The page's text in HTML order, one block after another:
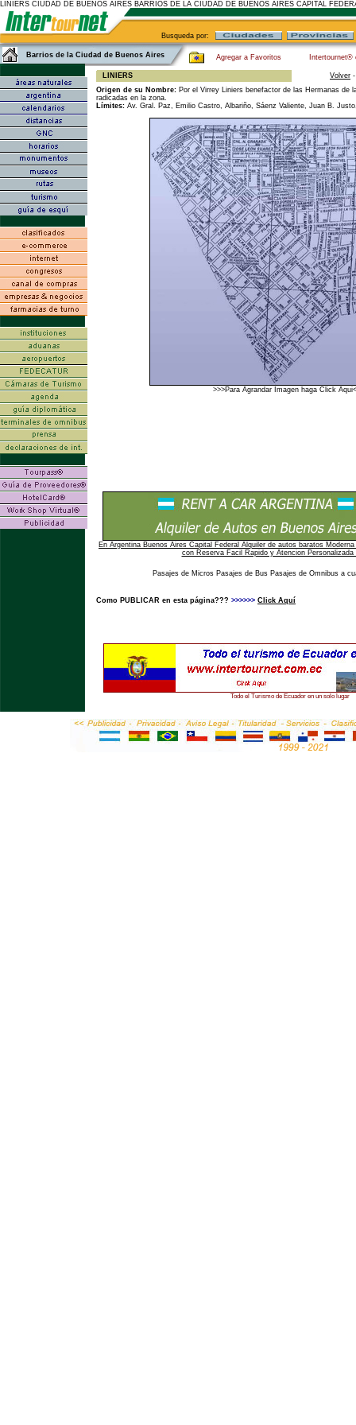
LINIERS CIUDAD DE BUENOS AIRES BARRIOS DE LA CIUDAD DE BUENOS AIRES CAPITAL
Busqueda por:
Barrios de la Ciudad de Buenos Aires Agregar a Favoritos Intertournet®
LINIERS Volver
Origen de su Nombre: Por el Virrey Liniers benefactor de las Hermanas de
radicadas en la zona.
Límites: Av. Gral. Paz, Emilio Castro, Albariño, Sáenz Valiente, Juan B.
>>>Para Agrandar Imagen haga Click
En Argentina Buenos Aires Capital Federal Alquiler de autos baratos
con Reserva Facil Rapido y Atencion Personalizada
Pasajes de Micros Pasajes de Bus Pasajes de Omnibus a
Como PUBLICAR en esta página??? >>>>>> Click Aquí
Todo el Turismo de Ecuador en un solo lugar